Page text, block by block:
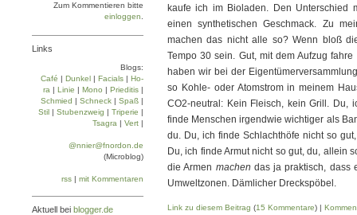
kaufe ich im Bioladen. Den Unterschied
einen synthetischen Geschmack. Zu
machen das nicht alle so? Wenn bloß
Tempo 30 sein. Gut, mit dem Aufzug
haben wir bei der
so Kohle- oder Atomstrom in meinem
CO2-neutral: Kein Fleisch, kein Grill. Du,
finde Menschen irgendwie wichtiger als
du. Du, ich finde Schlachthöfe nicht so
Du, ich finde Armut nicht so gut, du, allein
die Armen machen das ja praktisch, dass
Umweltzonen. Dämlicher Dreckspöbel.
Link zu diesem Beitrag (15 Kommentare) |
Zum Kommentieren bitte
einloggen
Links
Blogs:
Café | Dun­kel | Facials | Ho­
ra | Linie | Mo­no | Prie­di­tis |
Schmied | Schneck | Spaß |
Stil | Stu­ben­zweig | Tri­pe­rie |
Tsa­gra | Vert |
@nnier@fnordon.de
(Microblog)
rss | mit Kommentaren
Aktuell bei blogger.de